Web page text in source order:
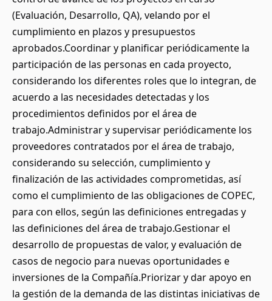
(Evaluación, Desarrollo, QA), velando por el
cumplimiento en plazos y presupuestos
aprobados.Coordinar y planificar periódicamente la
participación de las personas en cada proyecto,
considerando los diferentes roles que lo integran, de
acuerdo a las necesidades detectadas y los
procedimientos definidos por el área de
trabajo.Administrar y supervisar periódicamente los
proveedores contratados por el área de trabajo,
considerando su selección, cumplimiento y
finalización de las actividades comprometidas, así
como el cumplimiento de las obligaciones de COPEC,
para con ellos, según las definiciones entregadas y
las definiciones del área de trabajo.Gestionar el
desarrollo de propuestas de valor, y evaluación de
casos de negocio para nuevas oportunidades e
inversiones de la Compañía.Priorizar y dar apoyo en
la gestión de la demanda de las distintas iniciativas de